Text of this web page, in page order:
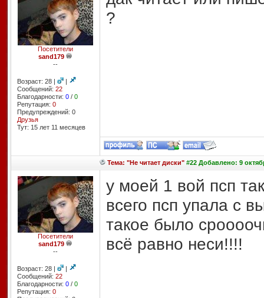
Посетители
sand179
--
Возраст: 28 |
|
Сообщений: 22
Благодарности: 0/ 0
Репутация: 0
Предупреждений: 0
Друзья
Тут: 15 лет 11 месяцев
?
Тема: "Не читает диски"#22 Добавлено: 9
Посетители
sand179
--
Возраст: 28 |
|
Сообщений: 22
Благодарности: 0/ 0
Репутация: 0
у моей 1 вой псп
всего псп упала с
такое было
всё равно неси!!!!